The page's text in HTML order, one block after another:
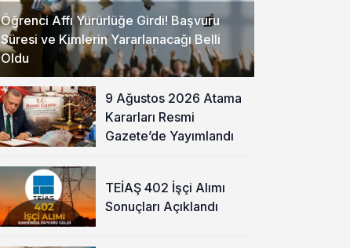
Öğrenci Affı Yürürlüğe Girdi! Başvuru
Süresi ve Kimlerin Yararlanacağı Belli
Oldu
9 Ağustos 2026 Atama
Kararları Resmi
Gazete’de Yayımlandı
TEİAŞ 402 İşçi Alımı
Sonuçları Açıklandı